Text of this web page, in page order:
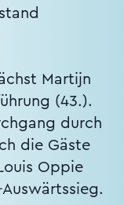
Martijn
(43.).
durch
die Gäste
Oppie